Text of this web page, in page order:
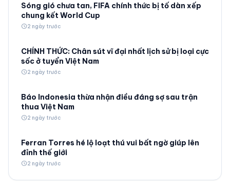
Sóng gió chưa tan, FIFA chính thức bị tố dàn xếp
chung kết World Cup
schedule2 ngày trước
CHÍNH THỨC: Chân sút vĩ đại nhất lịch sử bị loại cực
sốc ở tuyển Việt Nam
schedule2 ngày trước
Báo Indonesia thừa nhận điều đáng sợ sau trận
thua Việt Nam
schedule2 ngày trước
Ferran Torres hé lộ loạt thú vui bất ngờ giúp lên
đỉnh thế giới
schedule2 ngày trước